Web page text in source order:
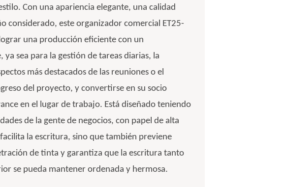
Con una apariencia elegante, una calidad
considerado, este organizador comercial ET25-
una producción eficiente con un
ya sea para la gestión de tareas diarias, la
más destacados de las reuniones o el
del proyecto, y convertirse en su socio
en el lugar de trabajo. Está diseñado teniendo
de la gente de negocios, con papel de alta
la escritura, sino que también previene
de tinta y garantiza que la escritura tanto
se pueda mantener ordenada y hermosa.